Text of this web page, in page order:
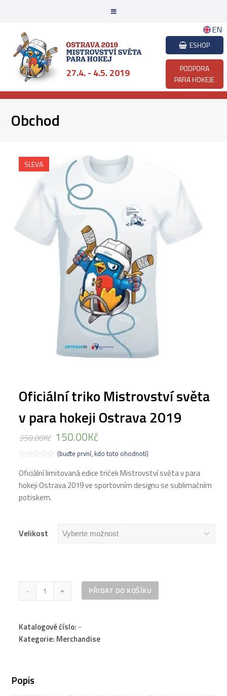
EN
27.4. - 4.5. 2019
ESHOP
PODPORA
PARA HOKEJE
Obchod
SLEVA
Oficiální triko Mistrovství světa
v para hokeji Ostrava 2019
350.00Kč 150.00Kč
0
z
5
(buďte první, kdo toto ohodnotí)
Oficiální limitovaná edice triček Mistrovství světa v para
hokeji Ostrava 2019 ve sportovním designu se sublimačním
potiskem.
Velikost
Oficiální
triko
světa
v
PŘIDAT DO KOŠÍKU
Katalogové číslo: -
Kategorie: Merchandise
Popis